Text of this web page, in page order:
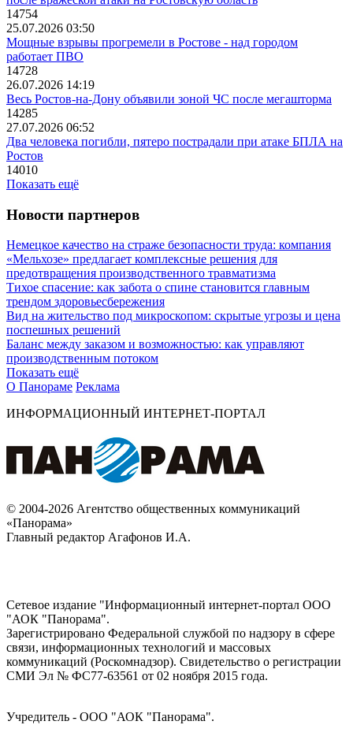
14754
25.07.2026 03:50
Мощные взрывы прогремели в Ростове - над городом
работает ПВО
14728
26.07.2026 14:19
Весь Ростов-на-Дону объявили зоной ЧС после мегашторма
14285
27.07.2026 06:52
Два человека погибли, пятеро пострадали при атаке БПЛА на
Ростов
14010
Показать ещё
Новости партнеров
Немецкое качество на страже безопасности труда: компания
«Мельхозе» предлагает комплексные решения для
предотвращения производственного травматизма
Тихое спасение: как забота о спине становится главным
трендом здоровьесбережения
Вид на жительство под микроскопом: скрытые угрозы и цена
поспешных решений
Баланс между заказом и возможностью: как управляют
производственным потоком
Показать ещё
О Панораме Реклама
ИНФОРМАЦИОННЫЙ ИНТЕРНЕТ-ПОРТАЛ
© 2004-2026 Агентство общественных коммуникаций
«Панорама»
Главный редактор Агафонов И.А.
Сетевое издание "Информационный интернет-портал ООО
"АОК "Панорама".
Зарегистрировано Федеральной службой по надзору в сфере
связи, информационных технологий и массовых
коммуникаций (Роскомнадзор). Cвидетельство о регистрации
СМИ Эл № ФС77-63561 от 02 ноября 2015 года.
Учредитель - ООО "АОК "Панорама".